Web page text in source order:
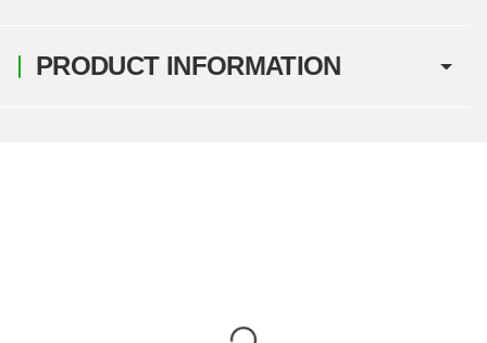
PRODUCT INFORMATION